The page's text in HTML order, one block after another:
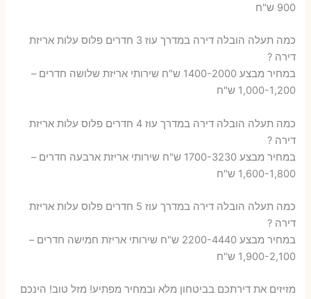
900 ש"ח
כמה תעלה הובלה דירה במדרך עוז 3 חדרים פלוס עלות אריזת
דירה ?
במחיר מבצע 1400-2000 ש"ח שירותי אריזת שלושה חדרים –
1,000-1,200 ש"ח
כמה תעלה הובלה דירה במדרך עוז 4 חדרים פלוס עלות אריזת
דירה ?
במחיר מבצע 1700-3230 ש"ח שירותי אריזת ארבעה חדרים –
1,600-1,800 ש"ח
כמה תעלה הובלה דירה במדרך עוז 5 חדרים פלוס עלות אריזת
דירה ?
במחיר מבצע 2200-4440 ש"ח שירותי אריזת חמישה חדרים –
1,900-2,100 ש"ח
מזיזים את דירתכם בביטחון מלא ובמחיר מפתיע! מזל טוב! הינכם